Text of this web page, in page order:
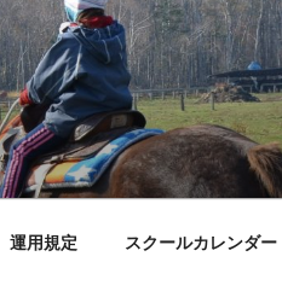
運用規定 スクールカレンダー